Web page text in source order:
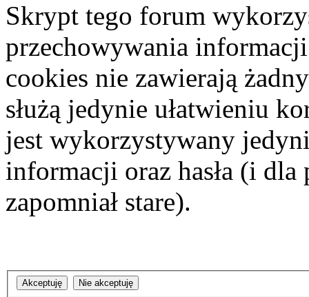
Skrypt tego forum
przechowywania
cookies nie zawierają
służą jedynie ułatwieniu
jest wykorzystywany
informacji oraz hasła (i dla
zapomniał stare).